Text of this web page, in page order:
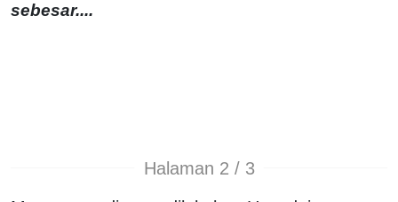
sebesar....
Halaman 2 / 3